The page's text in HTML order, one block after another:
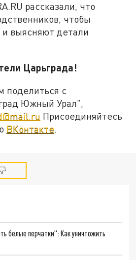
рассказали, что
чтобы
и выясняют детали
Царьграда!
поделиться с
Южный Урал",
Присоединяйтесь
ВКонтакте.
белые перчатки": Как уничтожить